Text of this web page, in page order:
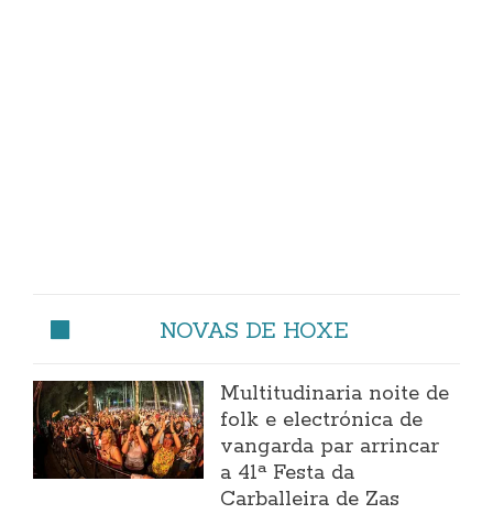
NOVAS DE HOXE
Multitudinaria noite de
folk e electrónica de
vangarda par arrincar
a 41ª Festa da
Carballeira de Zas